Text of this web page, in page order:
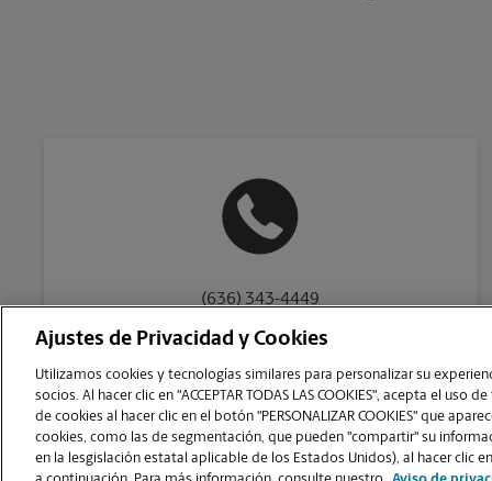
(636) 343-4449
Copyright © 1994-2026.
The UPS Store | Aviso de Privacidad | Términos de Uso del Sitio Web |
PERSONALIZAR COOKIES
Ajustes de Privacidad y Cookies
Utilizamos cookies y tecnologías similares para personalizar su
socios. Al hacer clic en "ACCEPTAR TODAS LAS COOKIES", acepta el
de cookies al hacer clic en el botón "PERSONALIZAR COOKIES" que
cookies, como las de segmentación, que pueden "compartir" su
en la lesgislación estatal aplicable de los Estados Unidos), al hacer clic en